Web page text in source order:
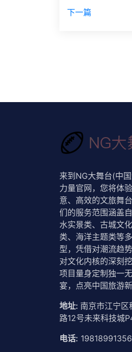
下一篇
来到NG大舞台(中
力量官网，您将体
意、高效的文旅舞
们的服务范围涵盖
水实景类、古城文
类、海洋主题类等
型，凭借对潮流趋
对文化内核的深刻
项目量身定制独一
宴，点亮中国旅游新
地址: 南京市江宁区
路12号未来科技城
电话: 19818991356